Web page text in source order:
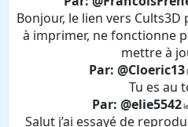
Bonjour, le lien vers
à imprimer, ne fonctionne
mettre à
Par: @Cloeric13
Tu es au
Par: @elie5542
Salut j’ai essayé de